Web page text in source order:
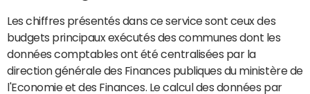
Les chiffres présentés dans ce service sont ceux des
budgets principaux exécutés des communes dont les
données comptables ont été centralisées par la
direction générale des Finances publiques du ministère de
l'Economie et des Finances. Le calcul des données par